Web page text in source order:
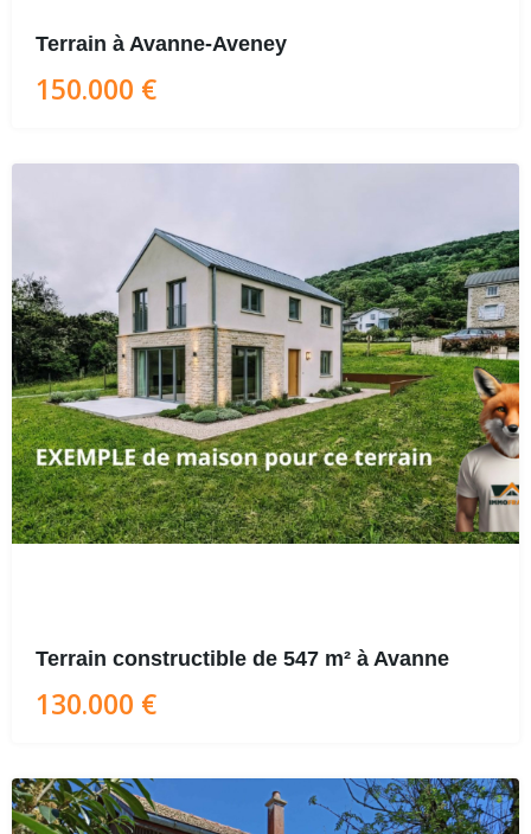
Terrain à Avanne-Aveney
150.000 €
Terrain constructible de 547 m² à Avanne
130.000 €